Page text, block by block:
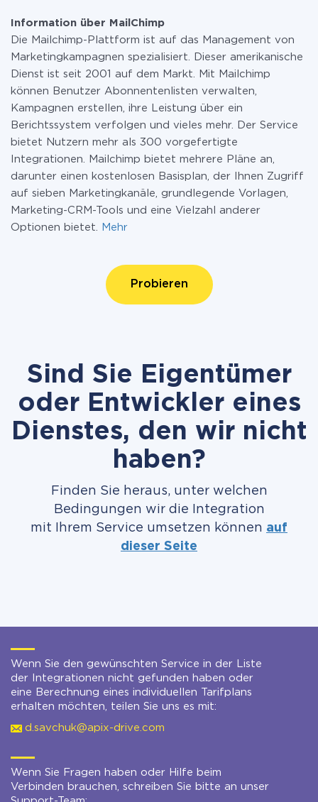
Information über MailChimp
Die Mailchimp-Plattform ist auf das Management von
Marketingkampagnen spezialisiert. Dieser amerikanische
Dienst ist seit 2001 auf dem Markt. Mit Mailchimp
können Benutzer Abonnentenlisten verwalten,
Kampagnen erstellen, ihre Leistung über ein
Berichtssystem verfolgen und vieles mehr. Der Service
bietet Nutzern mehr als 300 vorgefertigte
Integrationen. Mailchimp bietet mehrere Pläne an,
darunter einen kostenlosen Basisplan, der Ihnen Zugriff
auf sieben Marketingkanäle, grundlegende Vorlagen,
Marketing-CRM-Tools und eine Vielzahl anderer
Optionen bietet.
Mehr
Probieren
Sind Sie Eigentümer
oder Entwickler eines
Dienstes, den wir nicht
haben?
Finden Sie heraus, unter welchen
Bedingungen wir die Integration
mit Ihrem Service umsetzen können auf
dieser Seite
Wenn Sie den gewünschten Service in der Liste
der Integrationen nicht gefunden haben oder
eine Berechnung eines individuellen Tarifplans
erhalten möchten, teilen Sie uns es mit:
d.savchuk@apix-drive.com
Wenn Sie Fragen haben oder Hilfe beim
Verbinden brauchen, schreiben Sie bitte an unser